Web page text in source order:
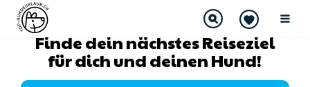
Finde dein nächstes Reiseziel
für dich und deinen Hund!